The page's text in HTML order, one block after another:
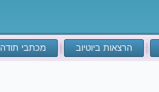
הרצאות ביוטיוב מכתבי תודה